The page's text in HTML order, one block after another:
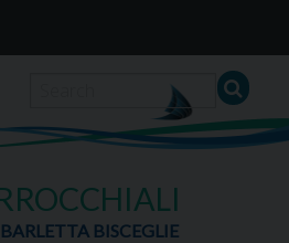
BISCEGLIE